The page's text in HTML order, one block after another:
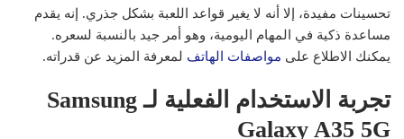
تحسينات مفيدة، إلا أنه لا يغير قواعد اللعبة بشكل جذري. إنه يقدم
مساعدة ذكية في المهام اليومية، وهو أمر جيد بالنسبة لسعره.
يمكنك الاطلاع على مواصفات الهاتف لمعرفة المزيد عن قدراته.
تجربة الاستخدام الفعلية لـ Samsung
Galaxy A35 5G